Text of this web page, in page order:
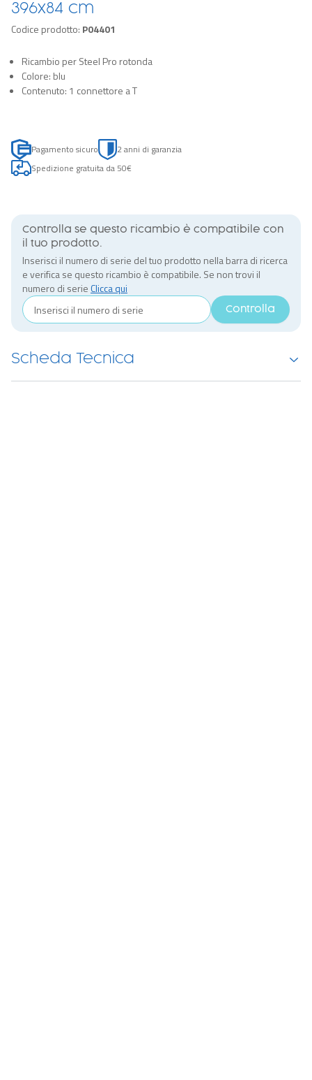
396x84 cm
Codice prodotto: P04401
Ricambio per Steel Pro rotonda
Colore: blu
Contenuto: 1 connettore a T
Pagamento sicuro
2 anni di garanzia
Spedizione gratuita da 50€
Controlla se questo ricambio è compatibile con
il tuo prodotto.
Inserisci il numero di serie del tuo prodotto nella barra di ricerca
e verifica se questo ricambio è compatibile. Se non trovi il
numero di serie Clicca qui
Controlla
Scheda Tecnica